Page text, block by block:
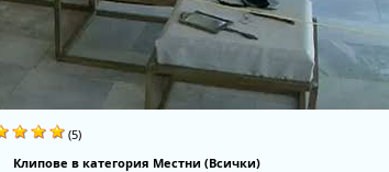
(5)
Клипове в категория Местни (Всички)